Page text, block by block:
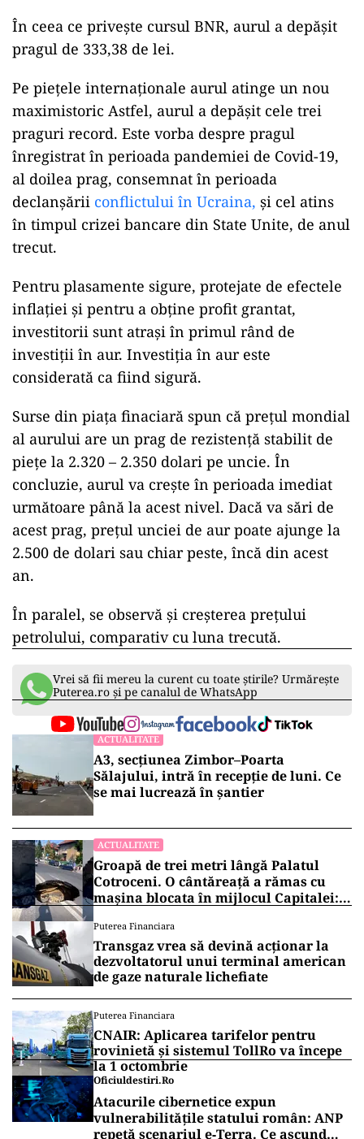
În ceea ce privește cursul BNR, aurul a depășit
pragul de 333,38 de lei.
Pe piețele internaționale aurul atinge un nou
maximistoric Astfel, aurul a depășit cele trei
praguri record. Este vorba despre pragul
înregistrat în perioada pandemiei de Covid-19,
al doilea prag, consemnat în perioada
declanșării conflictului în Ucraina, și cel atins
în timpul crizei bancare din State Unite, de anul
trecut.
Pentru plasamente sigure, protejate de efectele
inflației și pentru a obține profit grantat,
investitorii sunt atrași în primul rând de
investiții în aur. Investiția în aur este
considerată ca fiind sigură.
Surse din piața finaciară spun că prețul mondial
al aurului are un prag de rezistență stabilit de
piețe la 2.320 – 2.350 dolari pe uncie. În
concluzie, aurul va crește în perioada imediat
următoare până la acest nivel. Dacă va sări de
acest prag, prețul unciei de aur poate ajunge la
2.500 de dolari sau chiar peste, încă din acest
an.
În paralel, se observă și creșterea prețului
petrolului, comparativ cu luna trecută.
Vrei să fii mereu la curent cu toate știrile? Urmărește
Puterea.ro și pe canalul de WhatsApp
ACTUALITATE
A3, secțiunea Zimbor–Poarta
Sălajului, intră în recepție de luni. Ce
se mai lucrează în șantier
ACTUALITATE
Groapă de trei metri lângă Palatul
Cotroceni. O cântăreață a rămas cu
mașina blocata în mijlocul Capitalei:
Puterea Financiara
Transgaz vrea să devină acționar la
dezvoltatorul unui terminal american
de gaze naturale lichefiate
Puterea Financiara
CNAIR: Aplicarea tarifelor pentru
rovinietă și sistemul TollRo va începe
la 1 octombrie
Oficiuldestiri.ro
Atacurile cibernetice expun
vulnerabilitățile statului român: ANP
repetă scenariul e‑Terra. Ce ascund